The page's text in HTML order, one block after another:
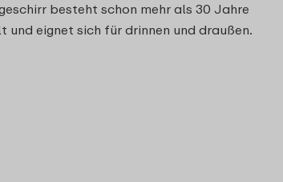
besteht schon mehr als 30 Jahre
eignet sich für drinnen und draußen.